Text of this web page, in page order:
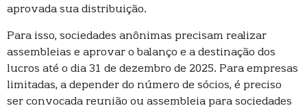
aprovada sua distribuição.
Para isso, sociedades anônimas precisam realizar
assembleias e aprovar o balanço e a destinação dos
lucros até o dia 31 de dezembro de 2025. Para empresas
limitadas, a depender do número de sócios, é preciso
ser convocada reunião ou assembleia para sociedades